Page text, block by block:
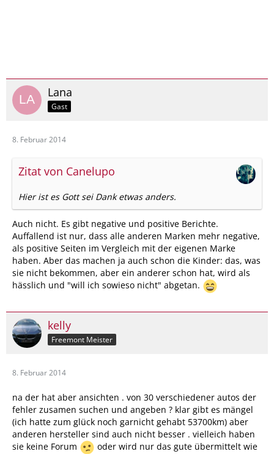
Lana
Gast
8. Februar 2014
Zitat von Canelupo
Hier ist es Gott sei Dank etwas anders.
Auch nicht. Es gibt negative und positive Berichte.
Auffallend ist nur, dass alle anderen Marken mehr negative,
als positive Seiten im Vergleich mit der eigenen Marke
haben. Aber das machen ja auch schon die Kinder: das, was
sie nicht bekommen, aber ein anderer schon hat, wird als
hässlich und "will ich sowieso nicht" abgetan.
kelly
Freemont Meister
8. Februar 2014
na der hat aber ansichten . von 30 verschiedener autos der
fehler zusamen suchen und angeben ? klar gibt es mängel
(ich hatte zum glück noch garnicht gehabt 53700km) aber
anderen hersteller sind auch nicht besser . vielleich haben
sie keine Forum
oder wird nur das gute übermittelt wie